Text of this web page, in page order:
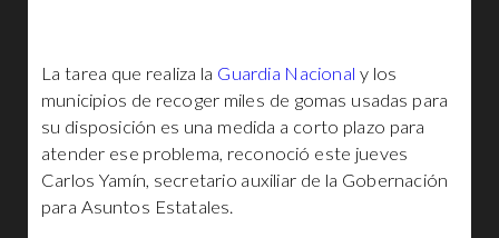
La tarea que realiza la Guardia Nacional y los
municipios de recoger miles de gomas usadas para
su disposición es una medida a corto plazo para
atender ese problema, reconoció este jueves
Carlos Yamín, secretario auxiliar de la Gobernación
para Asuntos Estatales.